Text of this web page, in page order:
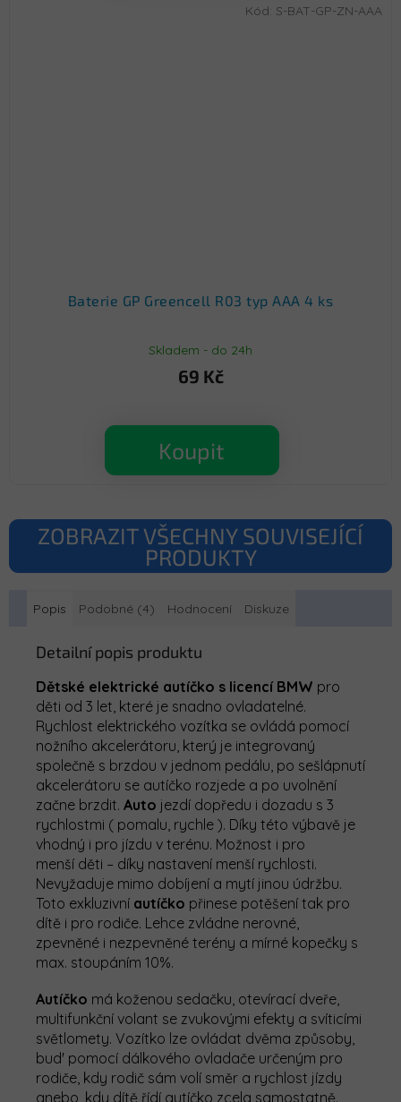
Baterie GP Greencell R03 typ AAA 4 ks
Skladem - do 24h
69 Kč
Koupit
Kód: S-BAT-GP-ZN-AAA
ZOBRAZIT VŠECHNY SOUVISEJÍCÍ
PRODUKTY
Popis Podobné (4) Hodnocení Diskuze
Detailní popis produktu
Dětské elektrické autíčko s licencí BMW pro
děti od 3 let, které je snadno ovladatelné.
Rychlost elektrického vozítka se ovládá pomocí
nožního akcelerátoru, který je integrovaný
společně s brzdou v jednom pedálu, po sešlápnutí
akcelerátoru se autíčko rozjede a po uvolnění
začne brzdit. Auto jezdí dopředu i dozadu s 3
rychlostmi ( pomalu, rychle ). Díky této výbavě je
vhodný i pro jízdu v terénu. Možnost i pro
menší děti – díky nastavení menší rychlosti.
Nevyžaduje mimo dobíjení a mytí jinou údržbu.
Toto exkluzivní autíčko přinese potěšení tak pro
dítě i pro rodiče. Lehce zvládne nerovné,
zpevněné i nezpevněné terény a mírné kopečky s
max. stoupáním 10%.
Autíčko má koženou sedačku, otevírací dveře,
multifunkční volant se zvukovými efekty a svíticími
světlomety. Vozítko lze ovládat dvěma způsoby,
bud' pomocí dálkového ovladače určeným pro
rodiče, kdy rodič sám volí směr a rychlost jízdy
anebo, kdy dítě řídí autíčko zcela samostatně.